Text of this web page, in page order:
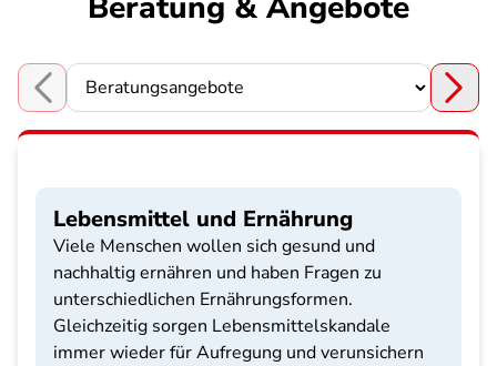
Choose a section
Lebensmittel und Ernährung
Viele Menschen wollen sich gesund und
nachhaltig ernähren und haben Fragen zu
unterschiedlichen Ernährungsformen.
Gleichzeitig sorgen Lebensmittelskandale
immer wieder für Aufregung und verunsichern